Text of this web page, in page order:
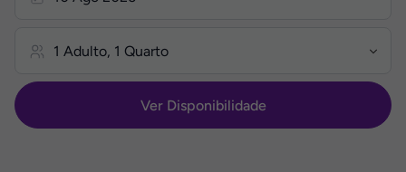
Ver Disponibilidade